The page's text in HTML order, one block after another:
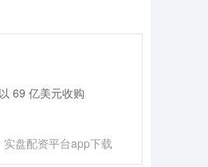
69 亿美元收购
实盘配资平台app下载